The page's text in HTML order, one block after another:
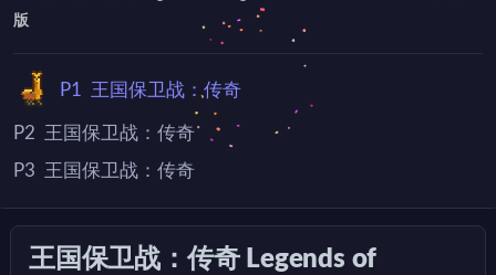
版
P1 王国保卫战：传奇
P2
王国保卫战：传奇
P3
王国保卫战：传奇
王国保卫战：传奇 Legends of